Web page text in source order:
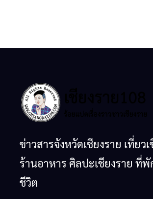
ข่าวสารจังหวัดเชียงราย เที่ยว
ร้านอาหาร ศิลปะเชียงราย ที่พั
ชีวิต